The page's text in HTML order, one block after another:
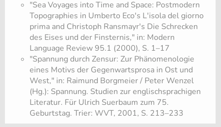
"Sea Voyages into Time and Space: Postmodern
Topographies in Umberto Eco's L'isola del giorno
prima and Christoph Ransmayr's Die Schrecken
des Eises und der Finsternis," in: Modern
Language Review 95.1 (2000), S. 1–17
"Spannung durch Zensur: Zur Phänomenologie
eines Motivs der Gegenwartsprosa in Ost und
West," in: Raimund Borgmeier / Peter Wenzel
(Hg.): Spannung. Studien zur englischsprachigen
Literatur. Für Ulrich Suerbaum zum 75.
Geburtstag. Trier: WVT, 2001, S. 213–233